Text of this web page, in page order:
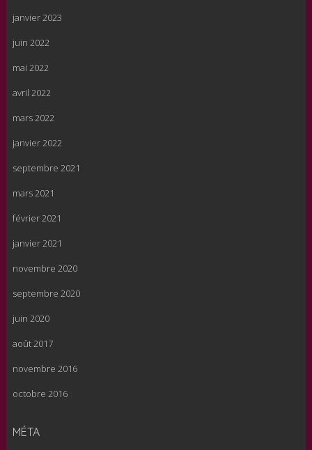
janvier 2023
juin 2022
mai 2022
avril 2022
mars 2022
janvier 2022
septembre 2021
mars 2021
février 2021
janvier 2021
novembre 2020
septembre 2020
juin 2020
août 2017
novembre 2016
octobre 2016
MÉTA